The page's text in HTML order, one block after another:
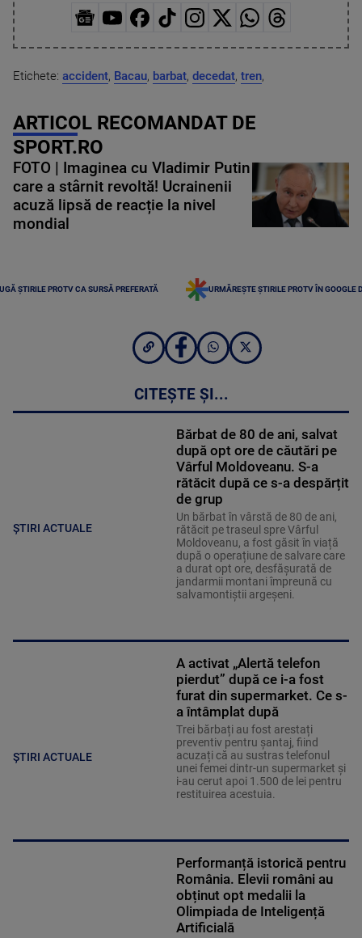
Etichete: accident, Bacau, barbat, decedat, tren,
ARTICOL RECOMANDAT DE
SPORT.RO
FOTO | Imaginea cu Vladimir Putin
care a stârnit revoltă! Ucrainenii
acuză lipsă de reacție la nivel
mondial
ȘTIRILE PROTV CA SURSĂ PREFERATĂ URMĂREȘTE ȘTIRILE PROTV ÎN GOOGLE
CITEȘTE ȘI...
ȘTIRI ACTUALE
Bărbat de 80 de ani, salvat
după opt ore de căutări pe
Vârful Moldoveanu. S-a
rătăcit după ce s-a despărțit
de grup
Un bărbat în vârstă de 80 de ani,
rătăcit pe traseul spre Vârful
Moldoveanu, a fost găsit în viață
după o operațiune de salvare care
a durat opt ore, desfășurată de
jandarmii montani împreună cu
salvamontiștii argeșeni.
ȘTIRI ACTUALE
A activat „Alertă telefon
pierdut” după ce i-a fost
furat din supermarket. Ce s-
a întâmplat după
Trei bărbați au fost arestați
preventiv pentru șantaj, fiind
acuzați că au sustras telefonul
unei femei dintr-un supermarket și
i-au cerut apoi 1.500 de lei pentru
restituirea acestuia.
Performanță istorică pentru
România. Elevii români au
obținut opt medalii la
Olimpiada de Inteligență
Artificială